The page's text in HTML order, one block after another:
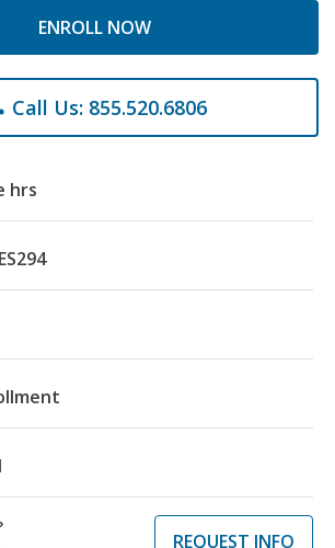
ENROLL NOW
Call Us: 855.520.6806
hrs
REQUEST INFO